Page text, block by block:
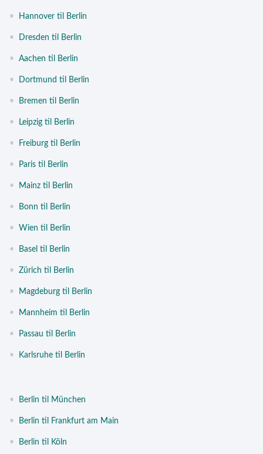
• Hannover til Berlin
• Dresden til Berlin
• Aachen til Berlin
• Dortmund til Berlin
• Bremen til Berlin
• Leipzig til Berlin
• Freiburg til Berlin
• Paris til Berlin
• Mainz til Berlin
• Bonn til Berlin
• Wien til Berlin
• Basel til Berlin
• Zürich til Berlin
• Magdeburg til Berlin
• Mannheim til Berlin
• Passau til Berlin
• Karlsruhe til Berlin
• Berlin til München
• Berlin til Frankfurt am Main
• Berlin til Köln